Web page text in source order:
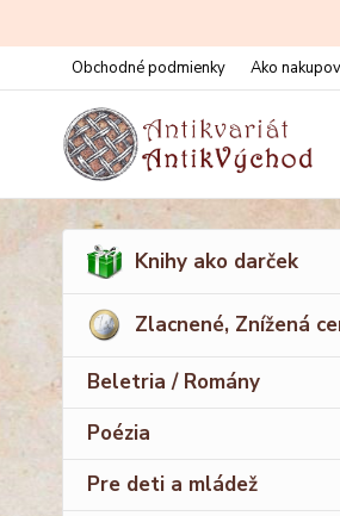
Obchodné podmienky Ako
Knihy ako darček
Zlacnené, Znížená
Beletria / Romány
Poézia
Pre deti a mládež